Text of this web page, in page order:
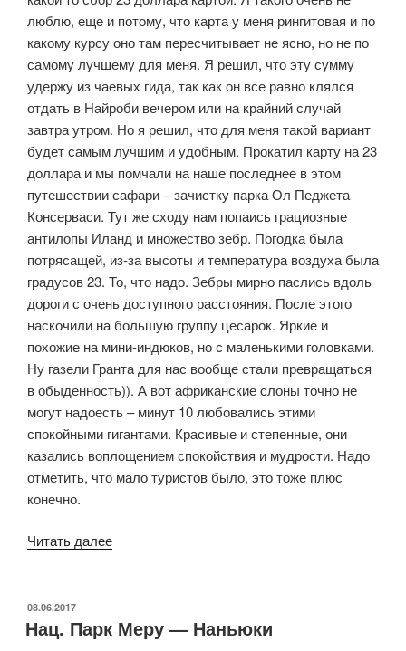
люблю, еще и потому, что карта у меня рингитовая и по
какому курсу оно там пересчитывает не ясно, но не по
самому лучшему для меня. Я решил, что эту сумму
удержу из чаевых гида, так как он все равно клялся
отдать в Найроби вечером или на крайний случай
завтра утром. Но я решил, что для меня такой вариант
будет самым лучшим и удобным. Прокатил карту на 23
доллара и мы помчали на наше последнее в этом
путешествии сафари – зачистку парка Ол Педжета
Консерваси. Тут же сходу нам попаись грациозные
антилопы Иланд и множество зебр. Погодка была
потрясащей, из-за высоты и температура воздуха была
градусов 23. То, что надо. Зебры мирно паслись вдоль
дороги с очень доступного расстояния. После этого
наскочили на большую группу цесарок. Яркие и
похожие на мини-индюков, но с маленькими головками.
Ну газели Гранта для нас вообще стали превращаться
в обыденность)). А вот африканские слоны точно не
могут надоесть – минут 10 любовались этими
спокойными гигантами. Красивые и степенные, они
казались воплощением спокойствия и мудрости. Надо
отметить, что мало туристов было, это тоже плюс
конечно.
Читать далее«Наньюки
Ол
ОПУБЛИКОВАНО
08.06.2017
Нац. Парк Меру — Наньюки